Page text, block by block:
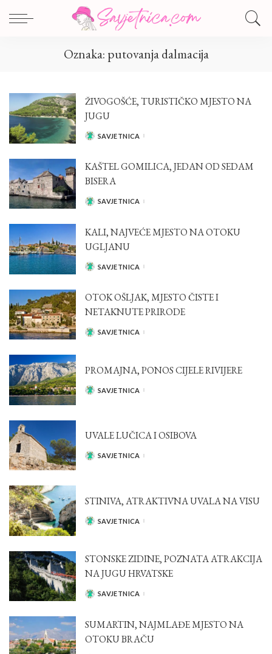
Oznaka: putovanja dalmacija
ŽIVOGOŠĆE, TURISTIČKO MJESTO NA
JUGU
POSTED
SAVJETNICA
KAŠTEL GOMILICA, JEDAN OD SEDAM
BISERA
POSTED
SAVJETNICA
KALI, NAJVEĆE MJESTO NA OTOKU
UGLJANU
POSTED
SAVJETNICA
OTOK OŠLJAK, MJESTO ČISTE I
NETAKNUTE PRIRODE
POSTED
SAVJETNICA
PROMAJNA, PONOS CIJELE RIVIJERE
POSTED
SAVJETNICA
UVALE LUČICA I OSIBOVA
POSTED
SAVJETNICA
STINIVA, ATRAKTIVNA UVALA NA VISU
POSTED
SAVJETNICA
STONSKE ZIDINE, POZNATA ATRAKCIJA
NA JUGU HRVATSKE
POSTED
SAVJETNICA
SUMARTIN, NAJMLAĐE MJESTO NA
OTOKU BRAČU